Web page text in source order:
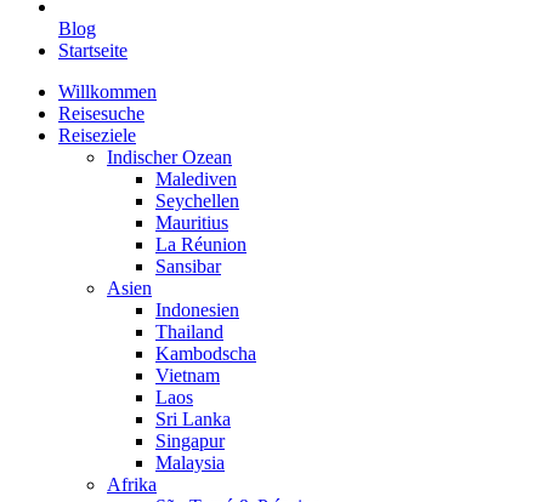
Blog
Startseite
Willkommen
Reisesuche
Reiseziele
Indischer Ozean
Malediven
Seychellen
Mauritius
La Réunion
Sansibar
Asien
Indonesien
Thailand
Kambodscha
Vietnam
Laos
Sri Lanka
Singapur
Malaysia
Afrika